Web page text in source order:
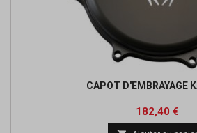
CAPOT D'EMBRAYAGE
Prix
182,40 €Prix
de